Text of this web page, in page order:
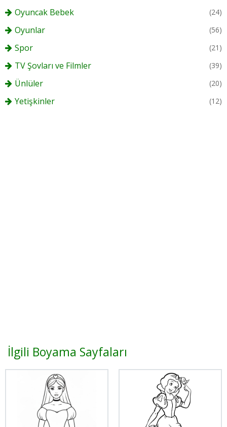
Oyuncak Bebek (24)
Oyunlar (56)
Spor (21)
TV Şovları ve Filmler (39)
Ünlüler (20)
Yetişkinler (12)
İlgili Boyama Sayfaları